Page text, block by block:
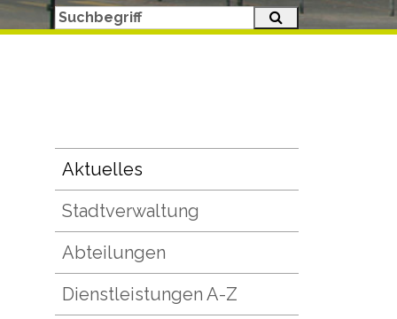
Suchbegriff
Suche starten
Subnavigation
Aktuelles
Stadtverwaltung
Abteilungen
Dienstleistungen A-Z